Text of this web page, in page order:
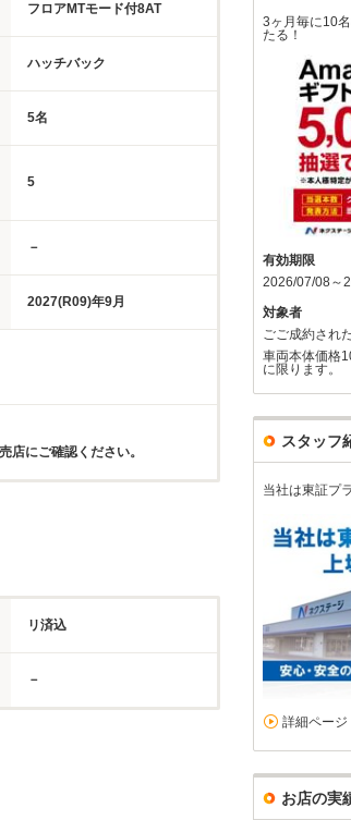
フロアMTモード付8AT
ハッチバック
5名
5
－
2027(R09)年9月
店にご確認ください。
リ済込
－
3ヶ月毎に10
たる！
有効期限
2026/07/08～
対象者
ごご成約され
車両本体価格
に限ります。
スタッフ
当社は東証プ
詳細ページ
お店の実